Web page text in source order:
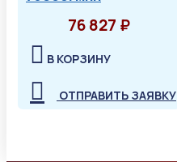
76 827 ₽
В КОРЗИНУ
ОТПРАВИТЬ ЗАЯВКУ